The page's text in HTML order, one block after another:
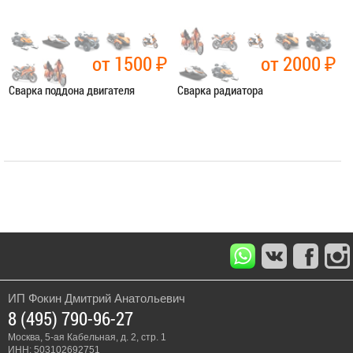
от 1500₽
Сварка поддона двигателя
от 2000₽
Сварка радиатора
ИП Фокин Дмитрий Анатольевич
8 (495) 790-96-27
Москва, 5-ая Кабельная, д. 2, стр. 1
ИНН: 503102692751